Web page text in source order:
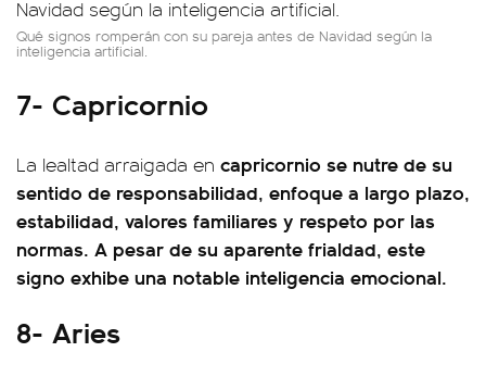
Qué signos romperán con su pareja antes de Navidad según la
inteligencia artificial.
7- Capricornio
La lealtad arraigada en capricornio se nutre de su
sentido de responsabilidad, enfoque a largo plazo,
estabilidad, valores familiares y respeto por las
normas. A pesar de su aparente frialdad, este
signo exhibe una notable inteligencia emocional.
8- Aries